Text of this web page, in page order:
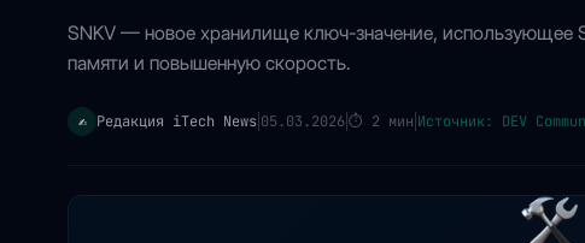
SNKV — новое хранилище ключ-значение, использующее
памяти и повышенную скорость.
✍️ Редакция iTech News 05.03.2026⏱ 2 мин Источник: DEV